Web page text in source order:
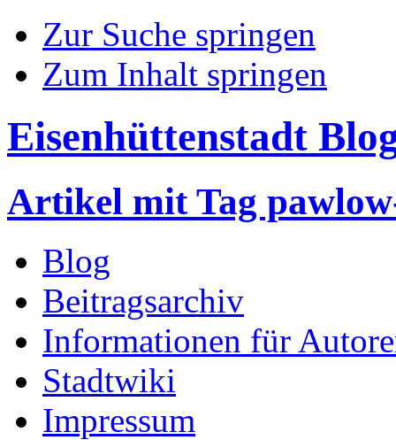
Zur Suche springen
Zum Inhalt springen
Eisenhüttenstadt
Artikel mit Tag
Blog
Beitragsarchiv
Informationen für
Stadtwiki
Impressum